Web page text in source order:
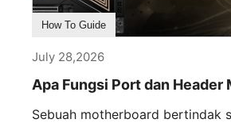
How To Guide
July 28,2026
Apa Fungsi Port dan Header
Sebuah motherboard bertindak